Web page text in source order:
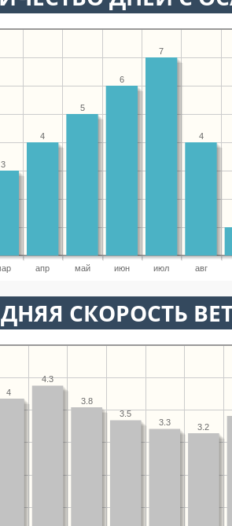
апр май июн июл авг
4
7
6
5
4
3
СКОРОСТЬ
3.2
3.3
3.5
3.8
4.3
4